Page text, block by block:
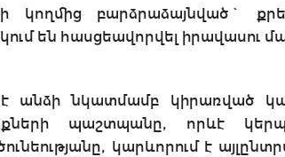
կողմից բարձրաձայնված`
են հասցեավորվել իրավասու
է անձի նկատմամբ կիրառված
պաշտպանը, որևէ
կարևորում է